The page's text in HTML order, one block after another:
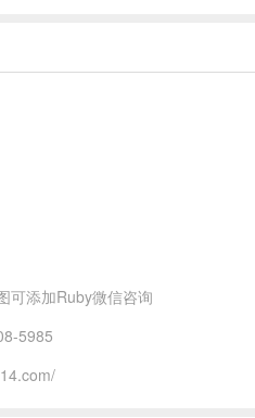
可添加Ruby微信咨询
5985